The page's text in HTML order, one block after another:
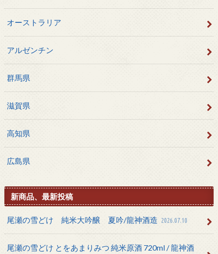
オーストラリア
アルゼンチン
群馬県
滋賀県
高知県
広島県
新商品、最新投稿
尾瀬の雪どけ 純米大吟醸 夏吟/龍神酒造 2026.07.10
尾瀬の雪どけ とをあまりみつ 純米原酒 720ml / 龍神酒